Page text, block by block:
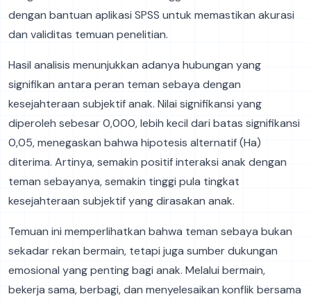
dengan bantuan aplikasi SPSS untuk memastikan akurasi
dan validitas temuan penelitian.
Hasil analisis menunjukkan adanya hubungan yang
signifikan antara peran teman sebaya dengan
kesejahteraan subjektif anak. Nilai signifikansi yang
diperoleh sebesar 0,000, lebih kecil dari batas signifikansi
0,05, menegaskan bahwa hipotesis alternatif (Ha)
diterima. Artinya, semakin positif interaksi anak dengan
teman sebayanya, semakin tinggi pula tingkat
kesejahteraan subjektif yang dirasakan anak.
Temuan ini memperlihatkan bahwa teman sebaya bukan
sekadar rekan bermain, tetapi juga sumber dukungan
emosional yang penting bagi anak. Melalui bermain,
bekerja sama, berbagi, dan menyelesaikan konflik bersama